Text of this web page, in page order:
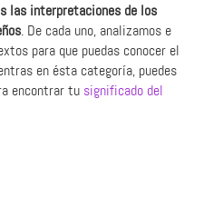
las interpretaciones de los
. De cada uno, analizamos e
para que puedas conocer el
en ésta categoría, puedes
encontrar tu significado del